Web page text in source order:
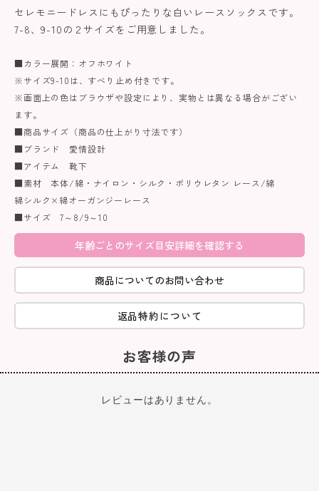
セレモニードレスにもぴったりな白いレースソックスです。
7-8、9-10の２サイズをご用意しました。
■カラー展開：オフホワイト
※サイズ9-10は、すべり止め付きです。
※画面上の色はブラウザや設定により、実物とは異なる場合がござい
ます。
■商品サイズ（商品の仕上がり寸法です）
■ブランド 愛情設計
■アイテム 靴下
■素材 本体/綿・ナイロン・シルク・ポリウレタン レース/綿
綿シルク×綿オーガンジーレース
■サイズ 7～8/9～10
年齢ごとのサイズ目安詳細を確認する
商品についてのお問い合わせ
返品特約について
お客様の声
レビューはありません。